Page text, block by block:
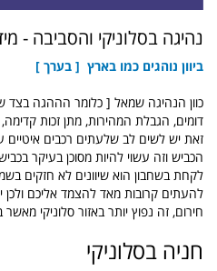
נהיגה בסלוניקי והסביבה -
ביוון נוהגים כמו בארץ [ בערך ]
כוון הנהיגה שמאל [ כלומר הההגה בצד
דומים, הגבלת המהירות, מתן זכות
זאת יש לשים לב שלעתים רכבים איטיים
הכביש וזה עשוי להיות מסוכן בעיקר
לקחת בשחבון הוא שיוונים לא חזקים
להעתים קרובות מאד להצמד אליכם ולכן
חירום, זה נפוץ יותר באזור סלוניקי
חניה בסלוניקי